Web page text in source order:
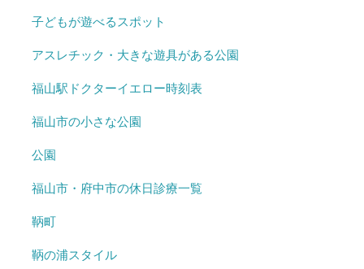
子どもが遊べるスポット
アスレチック・大きな遊具がある公園
福山駅ドクターイエロー時刻表
福山市の小さな公園
公園
福山市・府中市の休日診療一覧
鞆町
鞆の浦スタイル